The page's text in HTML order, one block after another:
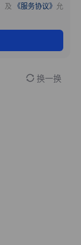
及 《服务协议》 允
换一换